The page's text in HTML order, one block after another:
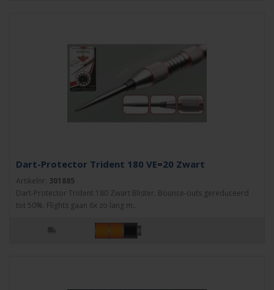
Dart-Protector Trident 180 VE=20 Zwart
Artikelnr: 301885
Dart-Protector Trident 180 Zwart Blister. Bounce-outs gereduceerd
tot 50%. Flights gaan 6x zo lang m..